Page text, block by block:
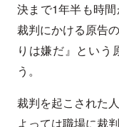
決まで1年半も時
裁判にかける原告
りは嫌だ』という
う。
裁判を起こされた
よっては職場に裁